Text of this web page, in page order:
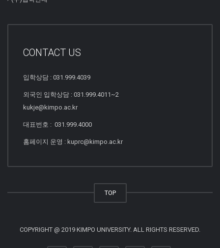
CONTACT US
입학상담 : 031.999.4039
외국인 입학상담 : 031.999.4011~2
kukje@kimpo.ac.kr
대표번호 : 031.999.4000
홈페이지 운영 : kuprc@kimpo.ac.kr
TOP
COPYRIGHT @ 2019 KIMPO UNIVERSITY. ALL RIGHTS RESERVED.